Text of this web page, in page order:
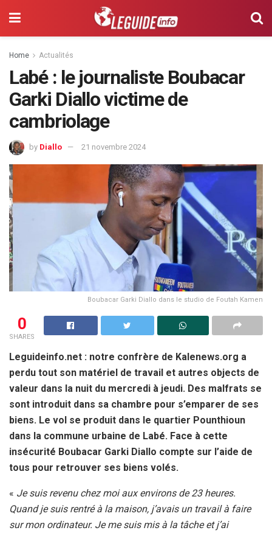
Home Actualités
Labé : le journaliste Boubacar
Garki Diallo victime de
cambriolage
by Diallo 21 novembre 2024
Boubacar Garki Diallo dans le studio de Foutah Kamen
0
SHARES
Leguideinfo.net : notre confrère de Kalenews.org a
perdu tout son matériel de travail et autres objects de
valeur dans la nuit du mercredi à jeudi. Des malfrats se
sont introduit dans sa chambre pour s’emparer de ses
biens. Le vol se produit dans le quartier Pounthioun
dans la commune urbaine de Labé. Face à cette
insécurité Boubacar Garki Diallo compte sur l’aide de
tous pour retrouver ses biens volés.
« Je suis revenu chez moi aux environs de 23 heures.
Quand je suis rentré à la maison, j’avais un travail à faire
sur mon ordinateur. Je me suis mis à la tâche et j’ai